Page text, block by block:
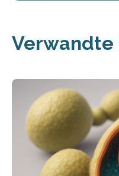
Verwandte